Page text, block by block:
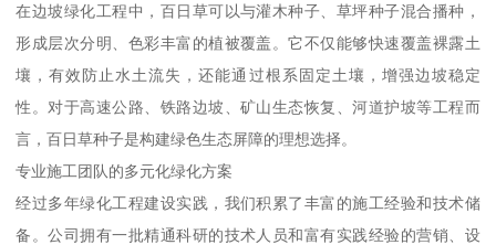
在边坡绿化工程中，百日草可以与灌木种子、草坪种子混合播种，
形成层次分明、色彩丰富的植被覆盖。它不仅能够快速覆盖裸露土
壤，有效防止水土流失，还能通过根系固定土壤，增强边坡稳定
性。对于高速公路、铁路边坡、矿山生态恢复、河道护坡等工程而
言，百日草种子是构建绿色生态屏障的理想选择。
专业施工团队的多元化绿化方案
经过多年绿化工程建设实践，我们积累了丰富的施工经验和技术储
备。公司拥有一批精通科研的技术人员和富有实践经验的营销、设